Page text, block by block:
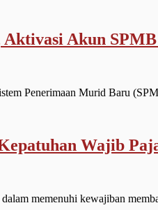
Akun
Penerimaan Murid Baru
Wajib
memenuhi kewajiban